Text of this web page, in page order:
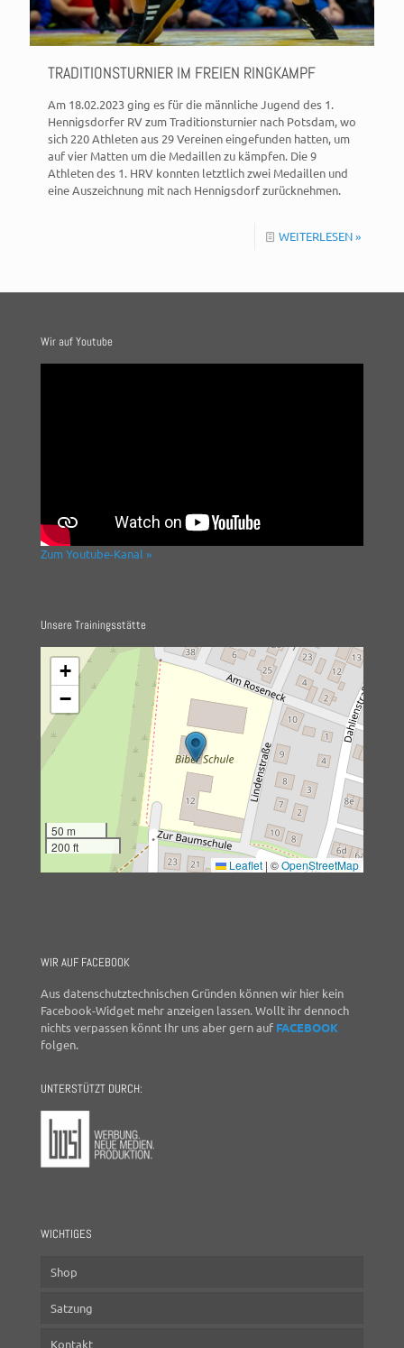
TRADITIONSTURNIER IM FREIEN RINGKAMPF
Am 18.02.2023 ging es für die männliche Jugend des 1.
Hennigsdorfer RV zum Traditionsturnier nach Potsdam, wo
sich 220 Athleten aus 29 Vereinen eingefunden hatten, um
auf vier Matten um die Medaillen zu kämpfen. Die 9
Athleten des 1. HRV konnten letztlich zwei Medaillen und
eine Auszeichnung mit nach Hennigsdorf zurücknehmen.
WEITERLESEN »
Wir auf Youtube
Zum Youtube-Kanal »
Unsere Trainingsstätte
+
−
50 m
200 ft
Leaflet | ©OpenStreetMap
WIR AUF FACEBOOK
Aus datenschutztechnischen Gründen können wir hier kein
Facebook-Widget mehr anzeigen lassen. Wollt ihr dennoch
nichts verpassen könnt Ihr uns aber gern auf FACEBOOK
folgen.
UNTERSTÜTZT DURCH:
WICHTIGES
Shop
Satzung
Kontakt